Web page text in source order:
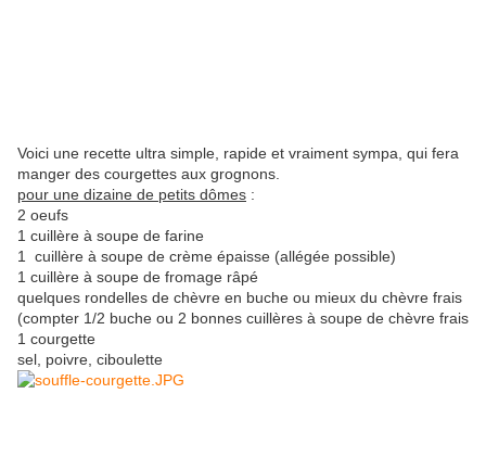
Voici une recette ultra simple, rapide et vraiment sympa, qui fera
manger des courgettes aux grognons.
pour une dizaine de petits dômes :
2 oeufs
1 cuillère à soupe de farine
1 cuillère à soupe de crème épaisse (allégée possible)
1 cuillère à soupe de fromage râpé
quelques rondelles de chèvre en buche ou mieux du chèvre frais
(compter 1/2 buche ou 2 bonnes cuillères à soupe de chèvre frais
1 courgette
sel, poivre, ciboulette